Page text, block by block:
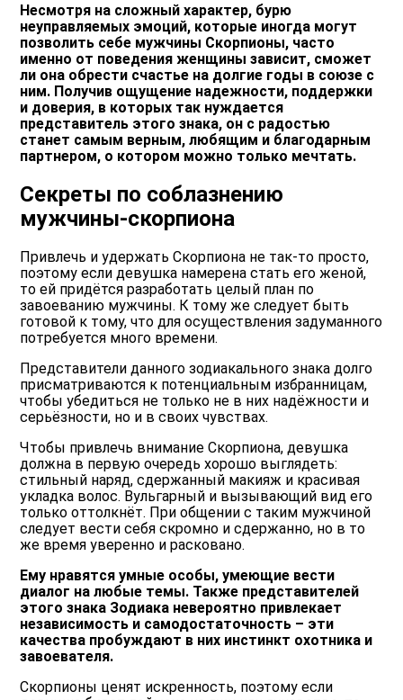
Несмотря на сложный характер, бурю
неуправляемых эмоций, которые иногда могут
позволить себе мужчины Скорпионы, часто
именно от поведения женщины зависит, сможет
ли она обрести счастье на долгие годы в союзе с
ним. Получив ощущение надежности, поддержки
и доверия, в которых так нуждается
представитель этого знака, он с радостью
станет самым верным, любящим и благодарным
партнером, о котором можно только мечтать.
Секреты по соблазнению
мужчины-скорпиона
Привлечь и удержать Скорпиона не так-то просто,
поэтому если девушка намерена стать его женой,
то ей придётся разработать целый план по
завоеванию мужчины. К тому же следует быть
готовой к тому, что для осуществления задуманного
потребуется много времени.
Представители данного зодиакального знака долго
присматриваются к потенциальным избранницам,
чтобы убедиться не только не в них надёжности и
серьёзности, но и в своих чувствах.
Чтобы привлечь внимание Скорпиона, девушка
должна в первую очередь хорошо выглядеть:
стильный наряд, сдержанный макияж и красивая
укладка волос. Вульгарный и вызывающий вид его
только оттолкнёт. При общении с таким мужчиной
следует вести себя скромно и сдержанно, но в то
же время уверенно и расковано.
Ему нравятся умные особы, умеющие вести
диалог на любые темы. Также представителей
этого знака Зодиака невероятно привлекает
независимость и самодостаточность – эти
качества пробуждают в них инстинкт охотника и
завоевателя.
Скорпионы ценят искренность, поэтому если